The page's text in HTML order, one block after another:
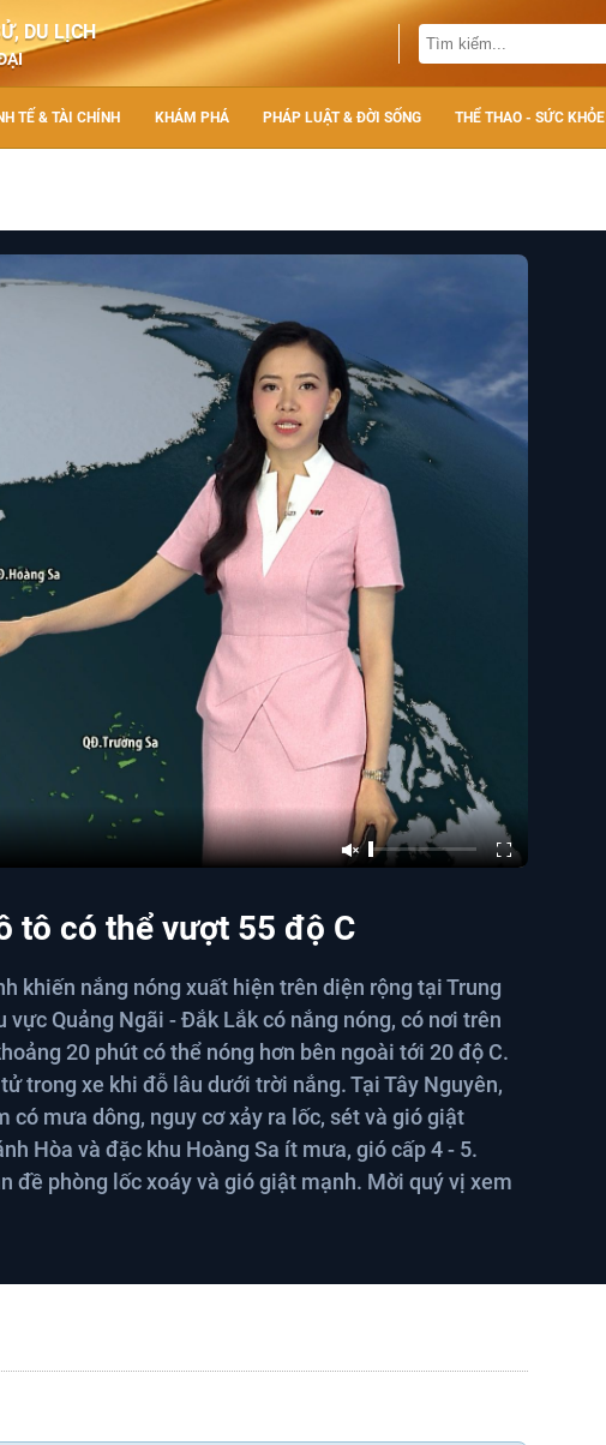
DU LỊCH
TẾ & TÀI CHÍNH KHÁM PHÁ PHÁP LUẬT & ĐỜI SỐNG THỂ THAO - SỨC KHỎE
tô có thể vượt 55 độ C
khiến nắng nóng xuất hiện trên diện rộng tại Trung
Quảng Ngãi - Đắk Lắk có nắng nóng, có nơi trên
20 phút có thể nóng hơn bên ngoài tới 20 độ C.
trong xe khi đỗ lâu dưới trời nắng. Tại Tây Nguyên,
mưa dông, nguy cơ xảy ra lốc, sét và gió giật
Hòa và đặc khu Hoàng Sa ít mưa, gió cấp 4 - 5.
đề phòng lốc xoáy và gió giật mạnh. Mời quý vị xem